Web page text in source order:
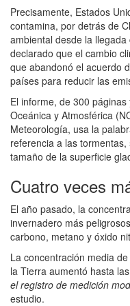
Precisamente, Estados
contamina, por detrás de
ambiental desde la
declarado que el cambio
que abandonó el acuerdo
países para reducir las
El informe, de 300
Oceánica y Atmosférica
Meteorología, usa la
referencia a las
tamaño de la superficie
Cuatro veces
El año pasado, la
invernadero más
carbono, metano y óxido
La concentración media
la Tierra aumentó hasta
el registro de medición
estudio.